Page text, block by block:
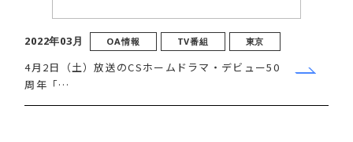
2022年03月 OA情報 TV番組 東京
4月2日（土）放送のCSホームドラマ・デビュー50
周年「…